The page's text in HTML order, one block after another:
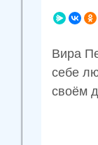
Вира
себе
своём